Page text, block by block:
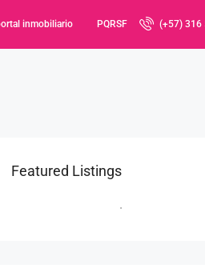
inmobiliario PQRSF (+57) 316
Featured Listings